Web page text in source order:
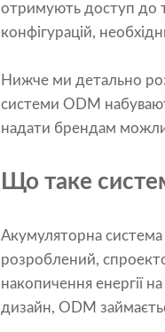
отримують доступ до
конфігурацій,
Нижче ми детально
системи ODM
надати брендам
Що таке
Акумуляторна
розроблений,
накопичення енергії
дизайн, ODM